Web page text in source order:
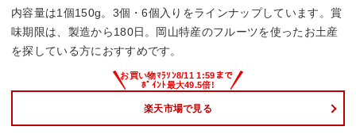
内容量は1個150g。3個・6個入りをラインナップしています。賞
味期限は、製造から180日。岡山特産のフルーツを使ったお土産
を探している方におすすめです。
楽天市場で見る